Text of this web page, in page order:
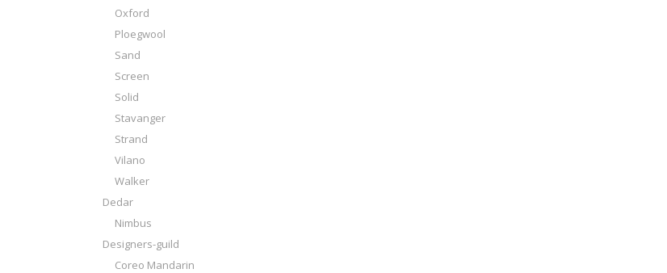
Oxford
Ploegwool
Sand
Screen
Solid
Stavanger
Strand
Vilano
Walker
Dedar
Nimbus
Designers-guild
Coreo Mandarin